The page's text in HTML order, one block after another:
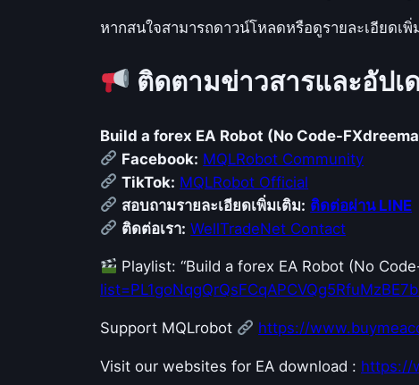
หากสนใจสามารถดาวน์โหลดหรือดูรายละเอียดเพิ่
ติดตามข่าวสารและอัปเ
Build a forex EA Robot (No Code-
Facebook: MQLRobot Community
TikTok: MQLRobot Official
สอบถามรายละเอียดเพิ่มเติม: ติดต่อผ่าน LINE
ติดต่อเรา: WellTradeNet Contact
Playlist: “Build a forex EA Robot (No
Support MQLrobot https://
Visit our websites for EA download : https://